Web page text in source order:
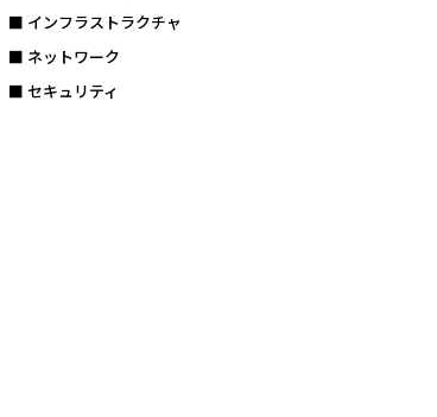
■ インフラストラクチャ
■ ネットワーク
■ セキュリティ